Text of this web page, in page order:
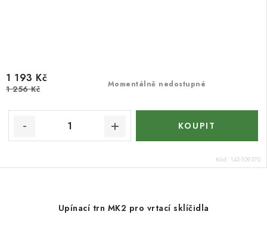
Momentálně nedostupné
1 193 Kč
1 256 Kč
Kód: 145-109370
Upínací trn MK2 pro vrtací sklíčidla